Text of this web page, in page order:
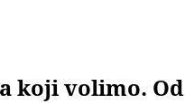
koji volimo. Od